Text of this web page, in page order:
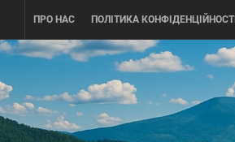
content
ПРО НАС ПОЛІТИКА КОНФІДЕНЦІЙНОСТІ